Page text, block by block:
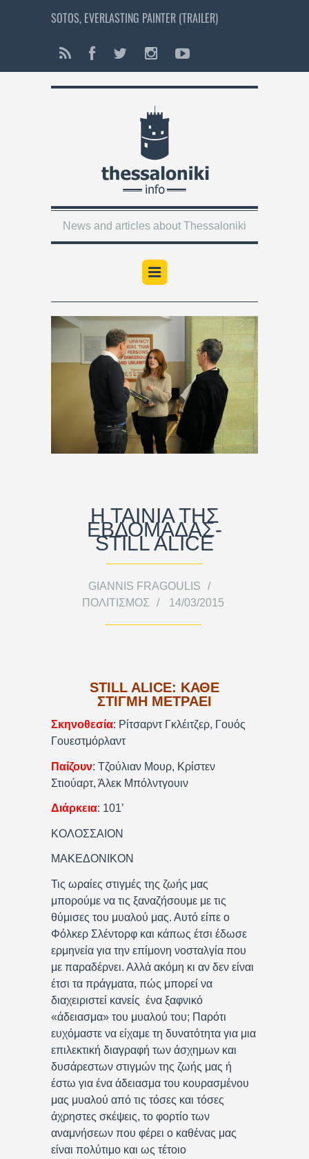
SOTOS, EVERLASTING PAINTER (TRAILER)
News and articles about Thessaloniki
Η ΤΑΙΝΙΑ ΤΗΣ
ΕΒΔΟΜΑΔΑΣ-
STILL ALICE
GIANNIS FRAGOULIS
ΠΟΛΙΤΙΣΜΌΣ
14/03/2015
STILL ALICE: ΚΑΘΕ
ΣΤΙΓΜΗ ΜΕΤΡΑΕΙ
Σκηνοθεσία: Ρίτσαρντ Γκλέιτζερ, Γουός
Γουεστμόρλαντ
Παίζουν: Τζούλιαν Μουρ, Κρίστεν
Στιούαρτ, Άλεκ Μπόλντγουιν
Διάρκεια: 101’
ΚΟΛΟΣΣΑΙΟΝ
ΜΑΚΕΔΟΝΙΚΟΝ
Τις ωραίες στιγμές της ζωής μας
μπορούμε να τις ξαναζήσουμε με τις
θύμισες του μυαλού μας. Αυτό είπε ο
Φόλκερ Σλέντορφ και κάπως έτσι έδωσε
ερμηνεία για την επίμονη νοσταλγία που
με παραδέρνει. Αλλά ακόμη κι αν δεν είναι
έτσι τα πράγματα, πώς μπορεί να
διαχειριστεί κανείς ένα ξαφνικό
«άδειασμα» του μυαλού του; Παρότι
ευχόμαστε να είχαμε τη δυνατότητα για μια
επιλεκτική διαγραφή των άσχημων και
δυσάρεστων στιγμών της ζωής μας ή
έστω για ένα άδειασμα του κουρασμένου
μας μυαλού από τις τόσες και τόσες
άχρηστες σκέψεις, το φορτίο των
αναμνήσεων που φέρει ο καθένας μας
είναι πολύτιμο και ως τέτοιο